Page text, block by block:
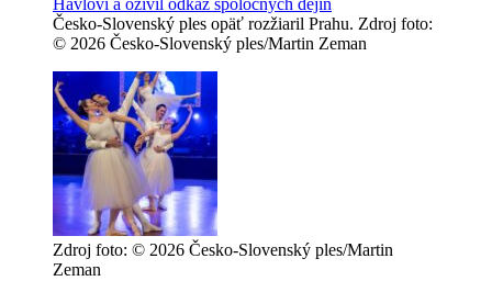
Česko-Slovenský ples opäť rozžiaril Prahu. Zdroj foto:
© 2026 Česko-Slovenský ples/Martin Zeman
Zdroj foto: © 2026 Česko-Slovenský ples/Martin
Zeman